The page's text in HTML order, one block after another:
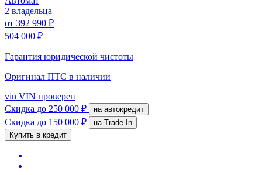
2 владельца
от 392 990 ₽
504 000 ₽
Гарантия юридической чистоты
Оригинал ПТС в наличии
vin VIN проверен
Скидка до 250 000 ₽ на автокредит
Скидка до 150 000 ₽
на Trade-In
Купить в кредит